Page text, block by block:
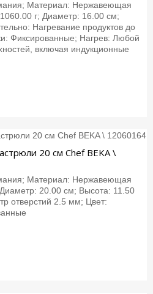
Материал: Нержавеющая
г; Диаметр: 16.00 см;
Нагревание продуктов до
Фиксированные; Нагрев: Любой
включая индукционные
20 см Chef BEKA \
Материал: Нержавеющая
20.00 см; Высота: 11.50
отверстий 2.5 мм; Цвет: